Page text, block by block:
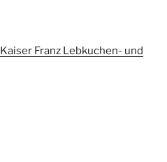
Kaiser Franz Lebkuchen- und